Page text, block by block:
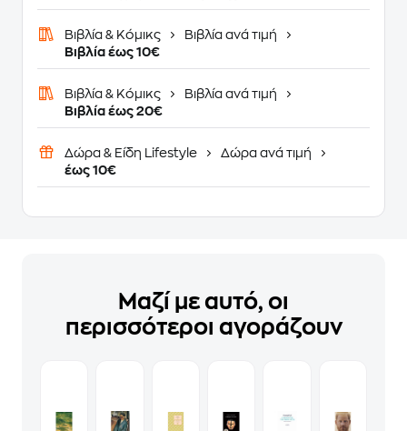
Βιβλία & Κόμικς
Βιβλία ανά τιμή
Βιβλία έως 10€
Βιβλία & Κόμικς
Βιβλία ανά τιμή
Βιβλία έως 20€
Δώρα & Είδη Lifestyle
Δώρα ανά τιμή
έως 10€
Μαζί με αυτό, οι
περισσότεροι αγοράζουν